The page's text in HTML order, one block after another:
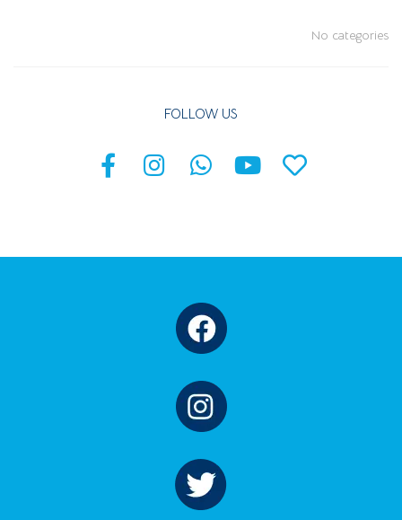
No categories
FOLLOW US